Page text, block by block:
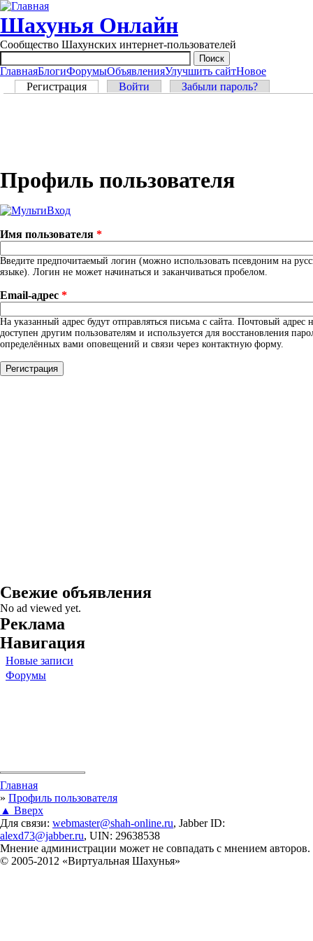
Перейти к основному содержанию
Шахунья Онлайн
Сообщество Шахунских интернет-пользователей
Main menu
ГлавнаяБлогиФорумыОбъявленияУлучшить сайтНовое
Главные вкладки
Регистрация (активная вкладка)
Войти Забыли пароль?
Профиль пользователя
Имя пользователя *
Введите предпочитаемый логин (можно использовать псевдоним на
языке). Логин не может начинаться и заканчиваться пробелом.
Email-адрес *
На указанный адрес будут отправляться письма с сайта. Почтовый адрес
доступен другим пользователям и используется для восстановления
определённых вами оповещений и связи через контактную форму.
Свежие объявления
No ad viewed yet.
Реклама
Навигация
Новые записи
Форумы
Вы здесь
Главная
» Профиль пользователя
▲ Вверх
Для связи: webmaster@shah-online.ru, Jabber ID:
alexd73@jabber.ru, UIN: 29638538
Мнение администрации может не совпадать с мнением авторов.
© 2005-2012 «Виртуальная Шахунья»